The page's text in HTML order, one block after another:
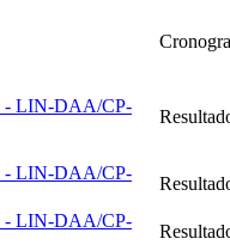
- LIN-DAA/CP-
- LIN-DAA/CP-
- LIN-DAA/CP-